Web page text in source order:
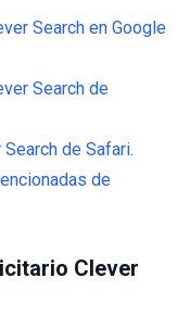
Search en Google
Search de
de Safari.
de
Clever